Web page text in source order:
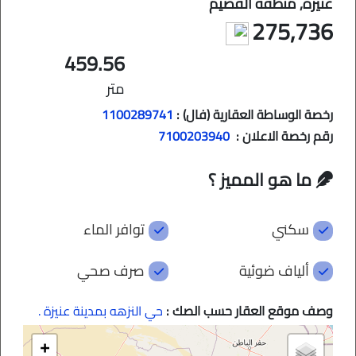
275,736
459.56
متر
رخصة الوساطة العقارية (فال) : 1100289741
رقم رخصة الاعلان : 7100203940
ما هو المميز ؟
سكني
توافر الماء
ألياف ضوئية
صرف صحي
وصف موقع العقار حسب الصك : حي النزهه بمدينة عنيزة .
+